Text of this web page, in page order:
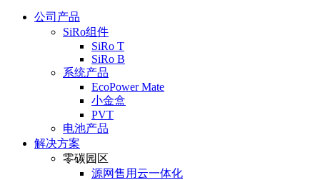
公司产品
SiRo组件
SiRo T
SiRo B
系统产品
EcoPower Mate
小金盒
PVT
电池产品
解决方案
零碳园区
源网售用云一体化